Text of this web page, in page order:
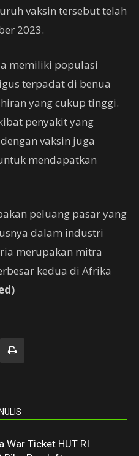
vaksin tersebut telah
2023.
memiliki populasi
terpadat di benua
yang cukup tinggi.
penyakit yang
vaksin juga
mendapatkan
peluang pasar yang
dalam industri
merupakan mitra
kedua di Afrika
War Ticket HUT RI